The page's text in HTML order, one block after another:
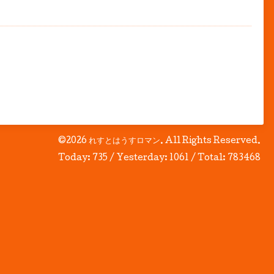
©2026 れすとはうすロマン. All Rights Reserved.
Today: 735 / Yesterday: 1061 / Total: 783468